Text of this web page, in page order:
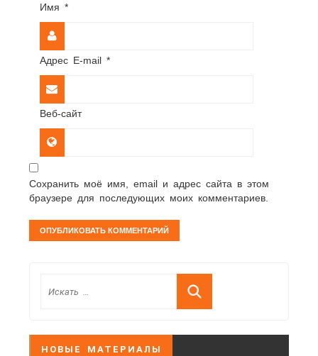
Имя *
Адрес E-mail *
Веб-сайт
Сохранить моё имя, email и адрес сайта в этом
браузере для последующих моих комментариев.
НОВЫЕ МАТЕРИАЛЫ